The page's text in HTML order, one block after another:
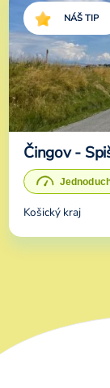
NÁŠ TIP
Čingov -
Košický kraj